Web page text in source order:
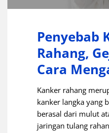
Penyebab
Rahang,
Cara
Kanker rahang
kanker langka yang
berasal dari mulut
jaringan tulang